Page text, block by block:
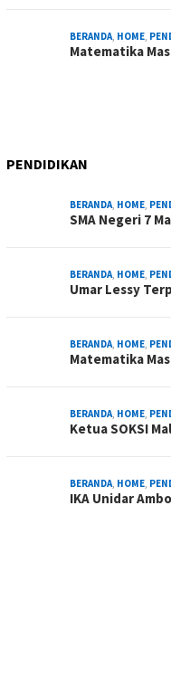
BERANDA HOME
Matematika
PENDIDIKAN
BERANDA HOME
SMA Negeri 7
BERANDA HOME
Umar Lessy
BERANDA HOME
Matematika
BERANDA HOME
Ketua SOKSI
BERANDA HOME
IKA Unidar